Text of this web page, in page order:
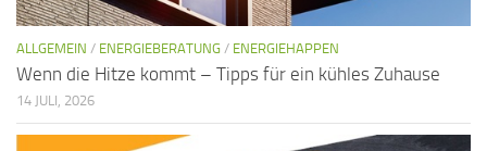
ALLGEMEIN / ENERGIEBERATUNG / ENERGIEHAPPEN
Wenn die Hitze kommt – Tipps für ein kühles Zuhause
14 JULI, 2026